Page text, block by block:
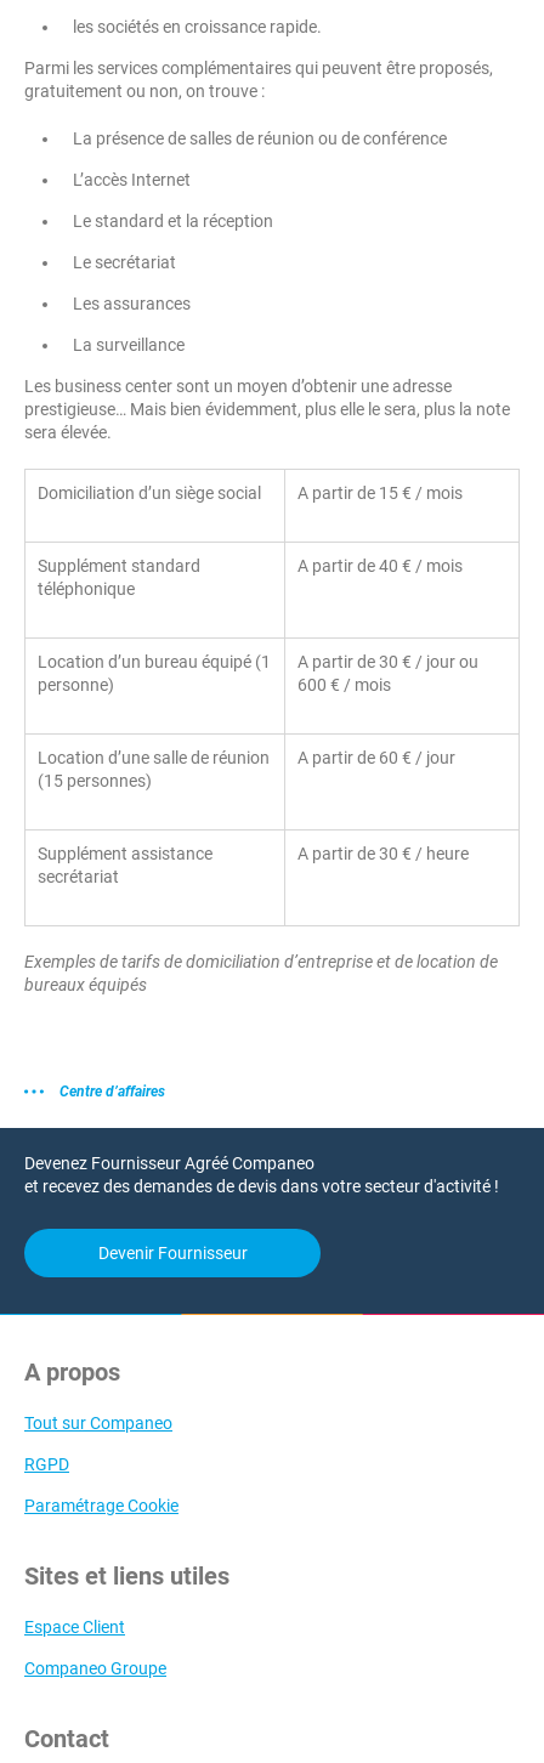
les sociétés en croissance rapide.
Parmi les services complémentaires qui peuvent être proposés,
gratuitement ou non, on trouve :
La présence de salles de réunion ou de conférence
L’accès Internet
Le standard et la réception
Le secrétariat
Les assurances
La surveillance
Les business center sont un moyen d’obtenir une adresse
prestigieuse… Mais bien évidemment, plus elle le sera, plus la note
sera élevée.
Domiciliation d’un siège social A partir de 15 € / mois
Supplément standard
téléphonique
A partir de 40 € / mois
Location d’un bureau équipé (1
personne)
A partir de 30 € / jour ou
600 € / mois
Location d’une salle de réunion
(15 personnes)
A partir de 60 € / jour
Supplément assistance
secrétariat
A partir de 30 € / heure
Exemples de tarifs de domiciliation d’entreprise et de location de
bureaux équipés
Centre d’affaires
Devenez Fournisseur Agréé Companeo
et recevez des demandes de devis dans votre secteur d'activité !
Devenir Fournisseur
A propos
Tout sur Companeo
RGPD
Paramétrage Cookie
Sites et liens utiles
Espace Client
Companeo Groupe
Contact